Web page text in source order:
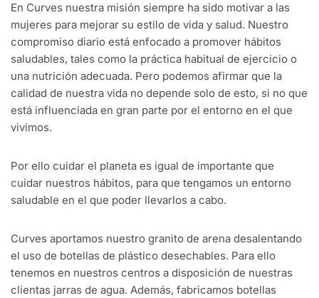
En Curves nuestra misión siempre ha sido motivar a las
mujeres para mejorar su estilo de vida y salud. Nuestro
compromiso diario está enfocado a promover hábitos
saludables, tales como la práctica habitual de ejercicio o
una nutrición adecuada. Pero podemos afirmar que la
calidad de nuestra vida no depende solo de esto, si no que
está influenciada en gran parte por el entorno en el que
vivimos.
Por ello cuidar el planeta es igual de importante que
cuidar nuestros hábitos, para que tengamos un entorno
saludable en el que poder llevarlos a cabo.
Curves aportamos nuestro granito de arena desalentando
el uso de botellas de plástico desechables. Para ello
tenemos en nuestros centros a disposición de nuestras
clientas jarras de agua. Además, fabricamos botellas